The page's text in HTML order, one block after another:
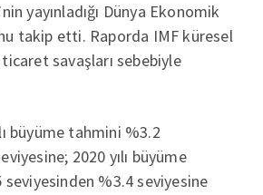
yayınladığı Dünya Ekonomik
takip etti. Raporda IMF küresel
savaşları sebebiyle
büyüme tahmini %3.2
2020 yılı büyüme
%3.4 seviyesine